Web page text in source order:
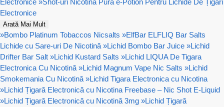
Electronice »Shot-uri Nicotină Pura e-Potion Pentru Lichide De Țigări
Electronice
Arată Mai Mult
»Bombo Platinum Tobaccos Nicsalts »ElfBar ELFLIQ Bar Salts
Lichide cu Sare-uri De Nicotină »Lichid Bombo Bar Juice »Lichid
Drifter Bar Salt »Lichid Kustard Salts »Lichid LIQUA De Tigara
Electronica Cu Nicotină »Lichid Magnum Vape Nic Salts »Lichid
Smokemania Cu Nicotină »Lichid Tigara Electronica cu Nicotina
»Lichid Țigară Electronică cu Nicotina Freebase – Nic Shot E-Liquid
»Lichid Țigară Electronică cu Nicotină 3mg »Lichid Țigară